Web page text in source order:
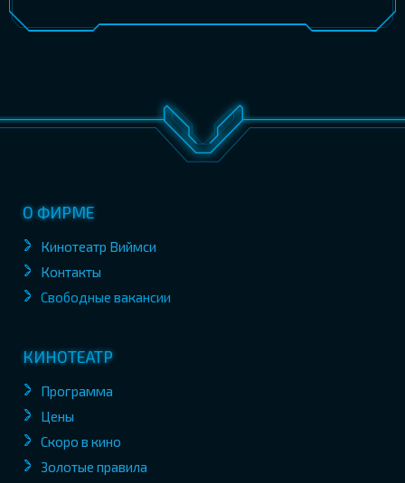
О ФИРМЕ
Кинотеатр Виймси
Контакты
Свободные вакансии
КИНОТЕАТР
Программа
Цены
Скоро в кино
Золотые правила